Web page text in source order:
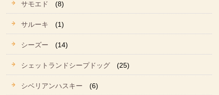
サモエド (8)
サルーキ (1)
シーズー (14)
シェットランドシープドッグ (25)
シベリアンハスキー (6)